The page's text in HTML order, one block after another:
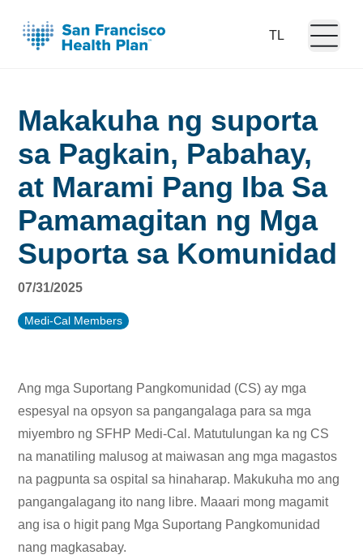
Language:Open
Makakuha ng suporta
sa Pagkain, Pabahay,
at Marami Pang Iba Sa
Pamamagitan ng Mga
Suporta sa Komunidad
07/31/2025
Medi-Cal Members
Ang mga Suportang Pangkomunidad (CS) ay mga
espesyal na opsyon sa pangangalaga para sa mga
miyembro ng SFHP Medi-Cal. Matutulungan ka ng CS
na manatiling malusog at maiwasan ang mga magastos
na pagpunta sa ospital sa hinaharap. Makukuha mo ang
pangangalagang ito nang libre. Maaari mong magamit
ang isa o higit pang Mga Suportang Pangkomunidad
nang magkasabay.